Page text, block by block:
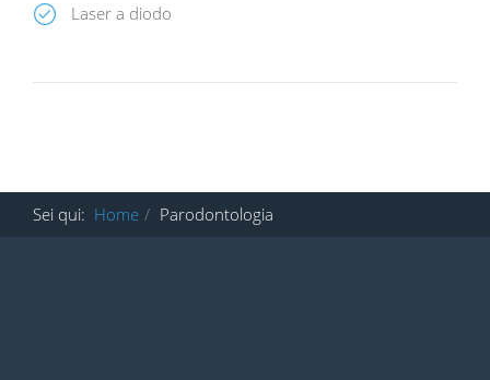
Laser a diodo
Sei qui: Home Parodontologia